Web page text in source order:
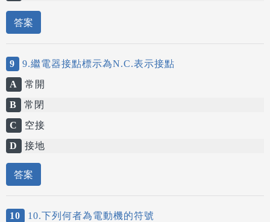
答案
9
9.繼電器接點標示為N.C.表示接點
A
常開
B
常閉
C
空接
D
接地
答案
10 10.下列何者為電動機的符號